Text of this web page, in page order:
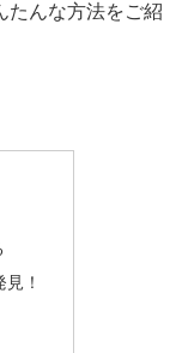
たんな方法をご紹
！